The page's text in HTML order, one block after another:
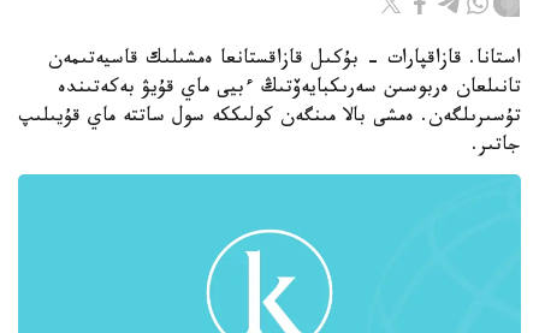
استانا. قازاقپارات - بۇكىل قازاقستانعا ەمشىلىك قاسيەتىمەن
تانىلعان ەربوسىن سەرىكبايەۆتىڭ ءبيى ماي قۇيۋ بەكەتىندە
تۇسىرىلگەن. ەمشى بالا مىنگەن كولىككە سول ساتتە ماي قۇيىلىپ
جاتىر.